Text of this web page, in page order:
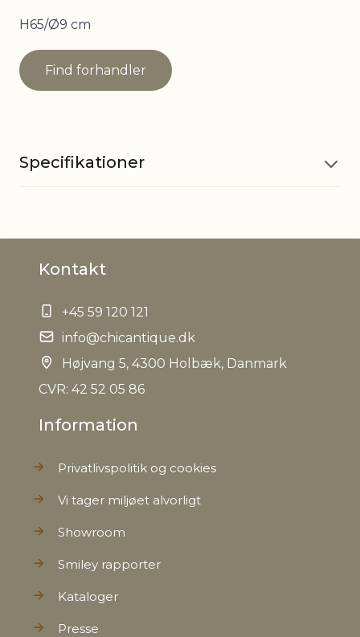
H65/Ø9 cm
Find forhandler
Specifikationer
cement
EAN
Bruttovægt
Nettovægt
Kontakt
+45 59 120 121
info@chicantique.dk
Højvang 5, 4300 Holbæk, Danmark
CVR: 42 52 05 86
Information
Privatlivspolitik og cookies
Vi tager miljøet alvorligt
Showroom
Smiley rapporter
Kataloger
Presse